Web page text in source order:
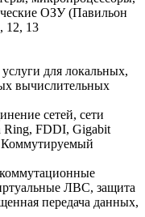
ОЗУ (Павильон
12, 13
для локальных,
вычислительных
сетей, сети
Ring, FDDI, Gigabit
ЛВС, защита
передача данных,